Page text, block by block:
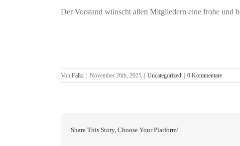
Der Vorstand wünscht allen Mitgliedern eine frohe und
Von Falki November 26th, 2025 Uncategorized 0 Kommentare
Share This Story, Choose Your Platform!